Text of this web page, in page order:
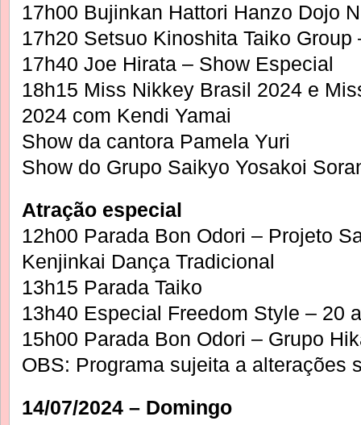
17h00 Bujinkan Hattori Hanzo Dojo
17h20 Setsuo Kinoshita Taiko
17h40 Joe Hirata – Show Especial
18h15 Miss Nikkey Brasil 2024 e
2024 com Kendi Yamai
Show da cantora Pamela Yuri
Show do Grupo Saikyo Yosakoi
Atração especial
12h00 Parada Bon Odori – Projeto
Kenjinkai Dança Tradicional
13h15 Parada Taiko
13h40 Especial Freedom Style – 20
15h00 Parada Bon Odori – Grupo
OBS: Programa sujeita a alterações
14/07/2024 – Domingo